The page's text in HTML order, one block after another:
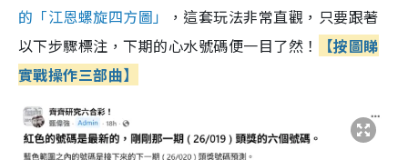
的「江恩螺旋四方圖」
，這套玩法非常直觀，只要跟著
以下步驟標注，下期的心水號碼便一目了然！
【按圖睇
實戰操作三部曲】